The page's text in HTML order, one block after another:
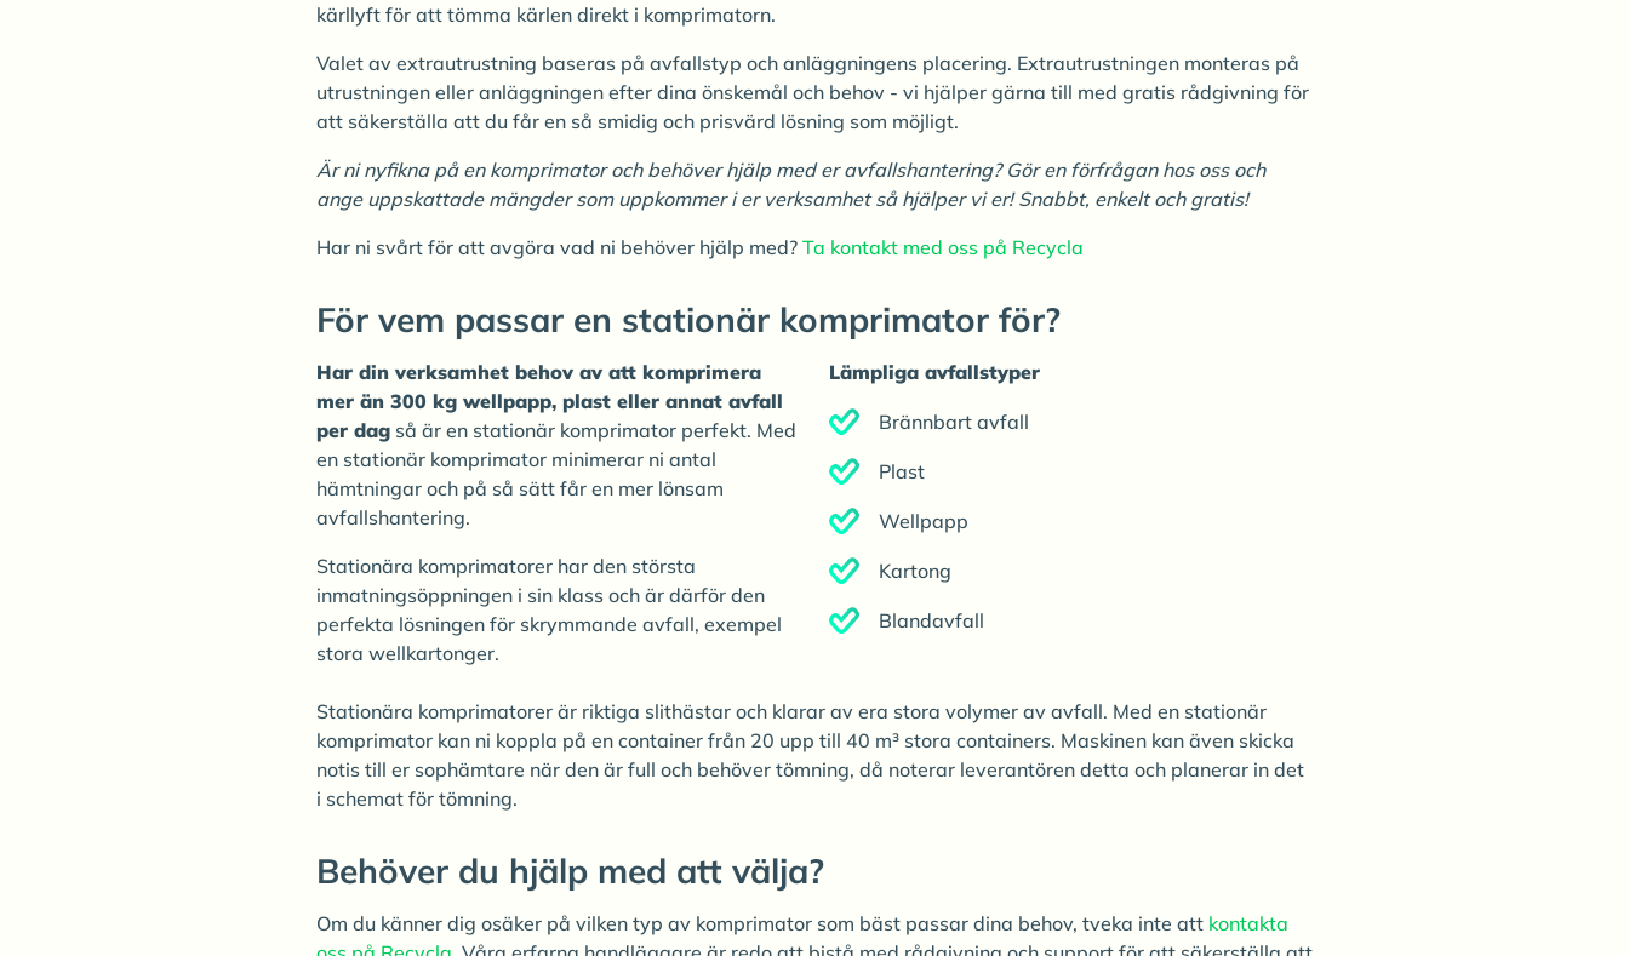
kärllyft för att tömma kärlen direkt i komprimatorn.
Valet av extrautrustning baseras på avfallstyp och anläggningens placering. Extrautrustningen monteras på
utrustningen eller anläggningen efter dina önskemål och behov - vi hjälper gärna till med gratis rådgivning för
att säkerställa att du får en så smidig och prisvärd lösning som möjligt.
Är ni nyfikna på en komprimator och behöver hjälp med er avfallshantering? Gör en förfrågan hos oss och
ange uppskattade mängder som uppkommer i er verksamhet så hjälper vi er! Snabbt, enkelt och gratis!
Har ni svårt för att avgöra vad ni behöver hjälp med? Ta kontakt med oss på Recycla
För vem passar en stationär komprimator för?
Har din verksamhet behov av att komprimera
mer än 300 kg wellpapp, plast eller annat avfall
per dag så är en stationär komprimator perfekt. Med
en stationär komprimator minimerar ni antal
hämtningar och på så sätt får en mer lönsam
avfallshantering.
Stationära komprimatorer har den största
inmatningsöppningen i sin klass och är därför den
perfekta lösningen för skrymmande avfall, exempel
stora wellkartonger.
Lämpliga avfallstyper
Brännbart avfall
Plast
Wellpapp
Kartong
Blandavfall
Stationära komprimatorer är riktiga slithästar och klarar av era stora volymer av avfall. Med en stationär
komprimator kan ni koppla på en container från 20 upp till 40 m³ stora containers. Maskinen kan även skicka
notis till er sophämtare när den är full och behöver tömning, då noterar leverantören detta och planerar in det
i schemat för tömning.
Behöver du hjälp med att välja?
Om du känner dig osäker på vilken typ av komprimator som bäst passar dina behov, tveka inte att kontakta